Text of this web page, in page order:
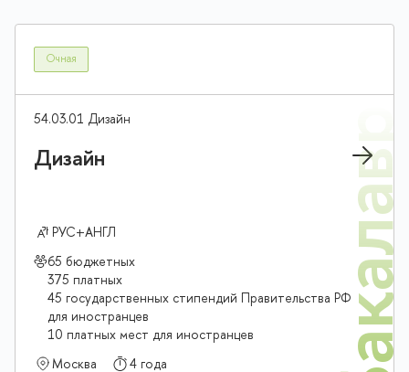
Очная
54.03.01 Дизайн
Дизайн
РУС+АНГЛ
65 бюджетных
375 платных
45 государственных стипендий Правительства РФ
для иностранцев
10 платных мест для иностранцев
Москва
4 года